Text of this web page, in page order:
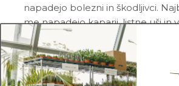
napadejo bolezni in škodljivci.
me napadejo kaparji, listne uši in
Zato me redno pregleduj in me
škodljivcev pozdravi z
Neem tonikain vode.